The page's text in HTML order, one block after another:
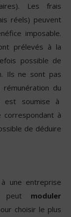
Les frais
réels) peuvent
imposable.
prélevés à la
possible de
Ils ne sont pas
du
est soumise à
correspondant à
de déduire
une entreprise
peut moduler
choisir le plus